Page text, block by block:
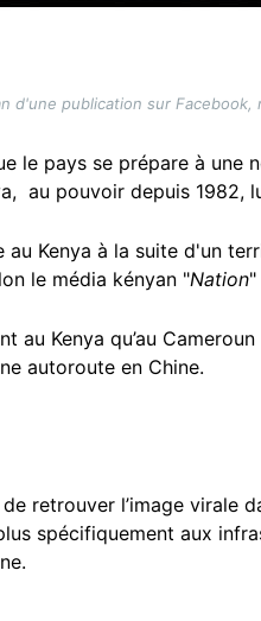
d'une publication sur Facebook,
le pays se prépare à
au pouvoir depuis 1982,
Kenya à la suite d'un
le média kényan "Nation
Kenya qu’au
autoroute en Chine.
retrouver l’image virale
spécifiquement aux